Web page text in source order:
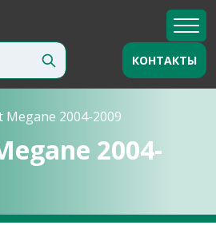
КОНТАКТЫ
Megane 2004-2009
2004-